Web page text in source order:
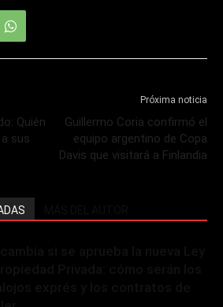
Quién
sus
Próxima noticia
Guillermo Coria confirmó el
equipo argentino de Copa
Davis que visitará a Finlandia